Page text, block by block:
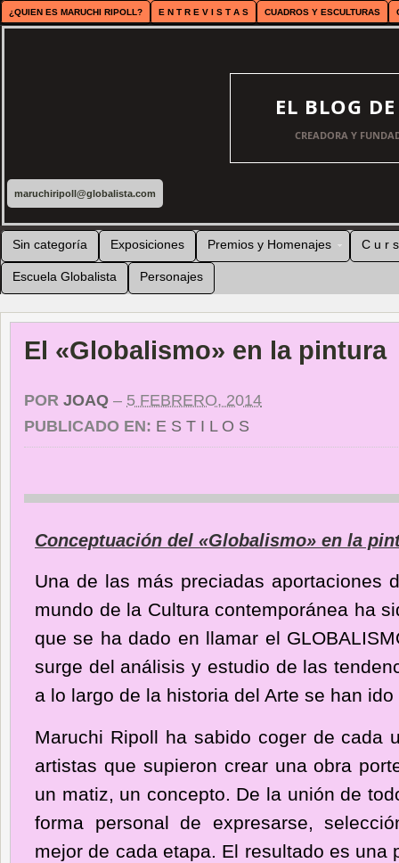
¿QUIEN ES MARUCHI RIPOLL? E N T R E V I S T A S CUADROS Y ESCULTURAS
EL BLOG
CREADORA Y
maruchiripoll@globalista.com
Sin categoría Exposiciones Premios y Homenajes C u r
Escuela Globalista Personajes
El «Globalismo» en la pintura
POR JOAQ – 5 FEBRERO, 2014
PUBLICADO EN: E S T I L O S
Conceptuación del «Globalismo» en la
Una de las más preciadas aportaciones
mundo de la Cultura contemporánea ha
que se ha dado en llamar el
surge del análisis y estudio de las
a lo largo de la historia del Arte se han
Maruchi Ripoll ha sabido coger de cada
artistas que supieron crear una obra
un matiz, un concepto. De la unión de
forma personal de expresarse,
mejor de cada etapa. El resultado es una